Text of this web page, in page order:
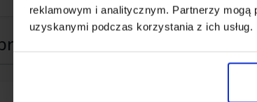
reklamowym i analitycznym. Partnerzy mogą
uzyskanymi podczas korzystania z ich usług.